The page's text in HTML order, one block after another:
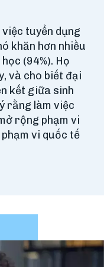
tuyển dụng
khăn hơn nhiều
(94%). Họ
và cho biết đại
kết giữa sinh
rằng làm việc
rộng phạm vi
vi quốc tế